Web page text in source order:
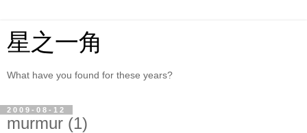
星之一角
What have you found for these years?
2009-08-12
murmur (1)